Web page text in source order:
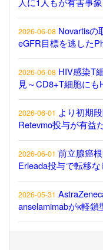
2026-06-08 Novartisの
eGFR目標を逃した
2026-06-08 HIV感染T
見～CD8+T細胞にも
2026-06-01 より初期
Retevmo投与が有益
2026-06-01 前立腺癌
Erleada投与で転移
2026-05-31
anselamimabがκ軽鎖